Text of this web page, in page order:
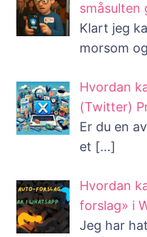
småsulten
Klart jeg
morsom og
Hvordan
(Twitter)
Er du en
et […]
Hvordan
forslag» i
Jeg har